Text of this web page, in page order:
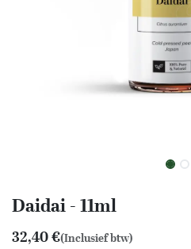
Daidai - 11ml
32,40€(Inclusief btw)